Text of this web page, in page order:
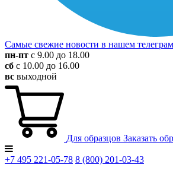
Самые свежие новости в нашем
пн-пт с 9.00 до 18.00
сб с 10.00 до 16.00
вс выходной
Для образцов Заказать
+7 495 221-05-78 8 (800) 201-03-43